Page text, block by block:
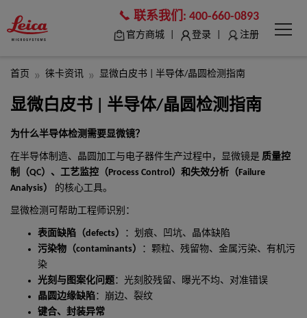
联系我们: 400-660-0893
官方商城 登录 注册
首页 徕卡资讯 显微白皮书 | 半导体/晶圆检测指南
显微白皮书 | 半导体/晶圆检测指南
为什么半导体检测需要显微镜？
在半导体制造、晶圆加工与电子器件生产过程中，显微镜是 质量控
制（QC）、工艺监控（Process Control）和失效分析（Failure
Analysis） 的核心工具。
显微检测可帮助工程师识别：
表面缺陷（defects）
：划痕、凹坑、晶体缺陷
污染物（contaminants）
：颗粒、残留物、金属污染、有机污
染
光刻与图案化问题：光刻胶残留、曝光不均、对准错误
晶圆边缘缺陷：崩边、裂纹
键合、封装异常